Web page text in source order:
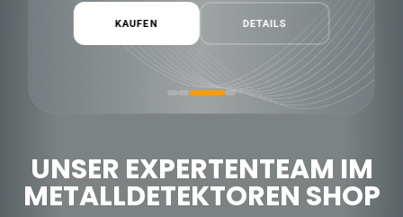
KAUFEN DETAILS
UNSER EXPERTENTEAM IM
METALLDETEKTOREN SHOP